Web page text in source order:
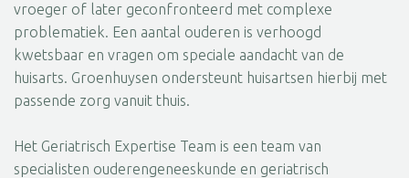
vroeger of later geconfronteerd met complexe
problematiek. Een aantal ouderen is verhoogd
kwetsbaar en vragen om speciale aandacht van de
huisarts. Groenhuysen ondersteunt huisartsen hierbij met
passende zorg vanuit thuis.
Het Geriatrisch Expertise Team is een team van
specialisten ouderengeneeskunde en geriatrisch